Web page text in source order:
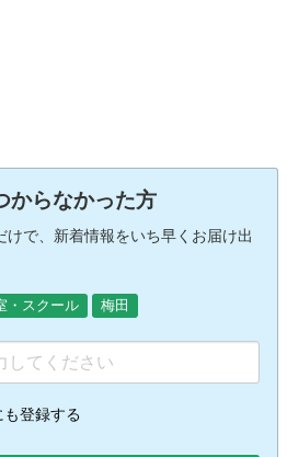
からなかった方
けで、新着情報をいち早くお届け出
・スクール 梅田
登録する